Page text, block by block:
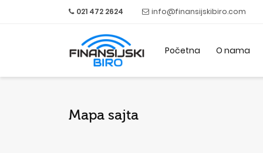
021 472 2624 info@finansijskibiro.com
Početna O nama
Mapa sajta